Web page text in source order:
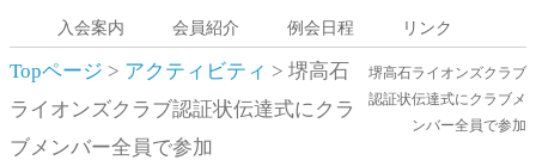
入会案内 会員紹介 例会日程 リンク
Topページ > アクティビティ > 堺高石
ライオンズクラブ認証状伝達式にクラ
ブメンバー全員で参加
堺高石ライオンズクラブ
認証状伝達式にクラブメ
ンバー全員で参加